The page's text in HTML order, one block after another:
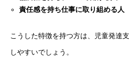
責任感を持ち仕事に取り組める人
こうした特徴を持つ方は、児童発達
しやすいでしょう。